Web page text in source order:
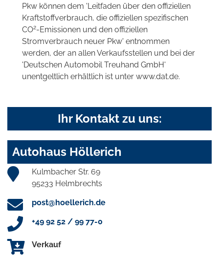
Pkw können dem 'Leitfaden über den offiziellen
Kraftstoffverbrauch, die offiziellen spezifischen
CO2-Emissionen und den offiziellen
Stromverbrauch neuer Pkw' entnommen
werden, der an allen Verkaufsstellen und bei der
'Deutschen Automobil Treuhand GmbH'
unentgeltlich erhältlich ist unter www.dat.de.
Ihr Kontakt zu uns:
Autohaus Höllerich
Kulmbacher Str. 69
95233 Helmbrechts
post@hoellerich.de
+49 92 52 / 99 77-0
Verkauf